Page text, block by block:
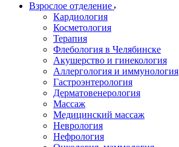
Взрослое отделение
Кардиология
Косметология
Терапия
Флебология в Челябинске
Акушерство и гинекология
Аллергология и иммунология
Гастроэнтерология
Дерматовенерология
Массаж
Медицинский массаж
Неврология
Нефрология